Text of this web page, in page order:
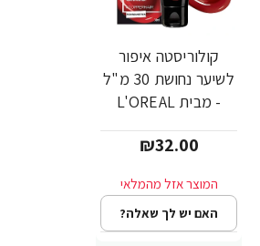
קולוריסטה איפור
לשיער נחושת 30 מ"ל
- מבית L'OREAL
₪32.00
האם יש לך שאלה?